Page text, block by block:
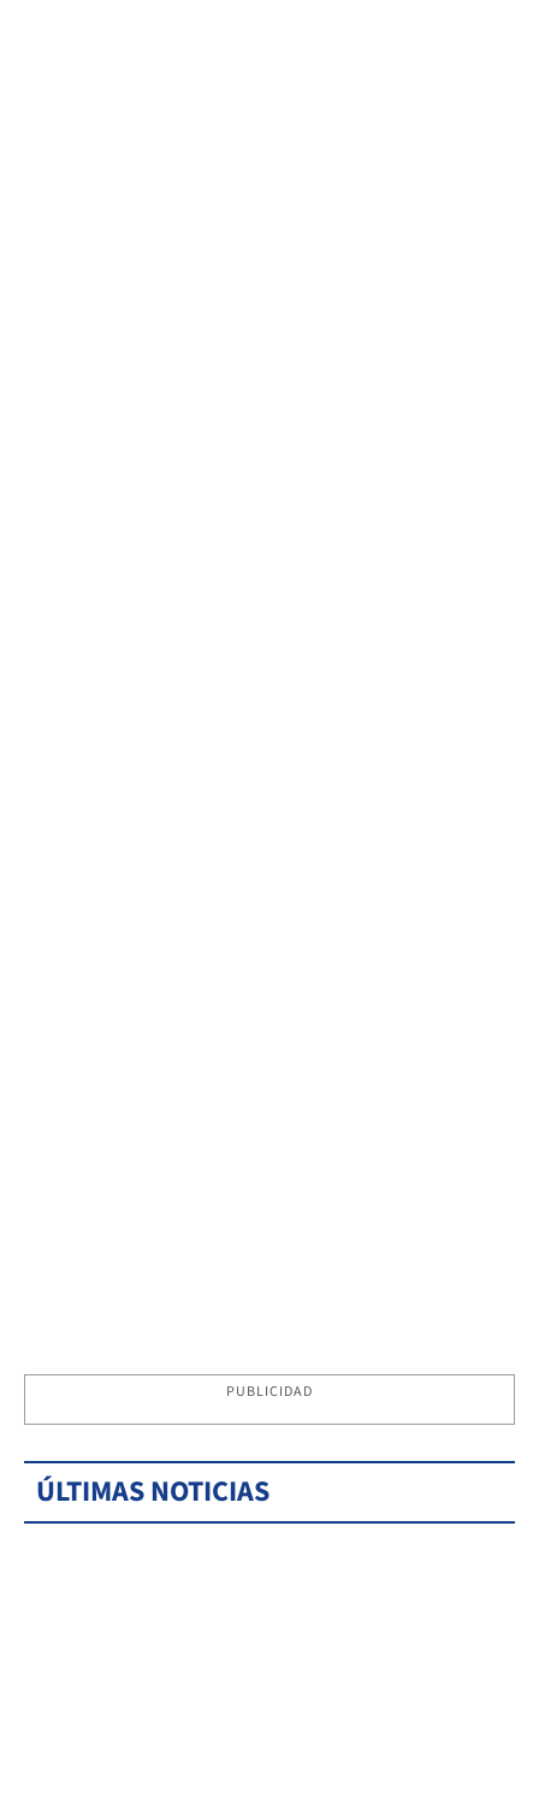
PUBLICIDAD
ÚLTIMAS NOTICIAS